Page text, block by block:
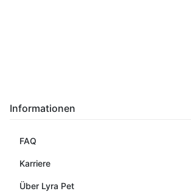
Informationen
FAQ
Karriere
Über Lyra Pet